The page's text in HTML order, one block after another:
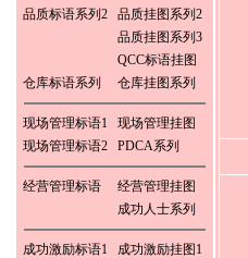
品质标语系列2
品质挂图系列2
品质挂图系列3
QCC标语挂图
仓库标语系列
仓库挂图系列
现场管理标语1
现场管理挂图
现场管理标语2
PDCA系列
经营管理标语
经营管理挂图
成功人士系列
成功激励标语1
成功激励挂图1